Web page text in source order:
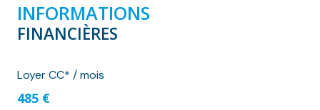
INFORMATIONS
FINANCIÈRES
Loyer CC* / mois
485 €